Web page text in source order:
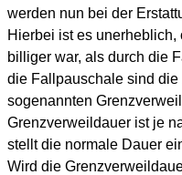
werden nun bei der
Hierbei ist es
billiger war, als durch die
die Fallpauschale sind
sogenannten
Grenzverweildauer ist je
stellt die normale Dauer
Wird die